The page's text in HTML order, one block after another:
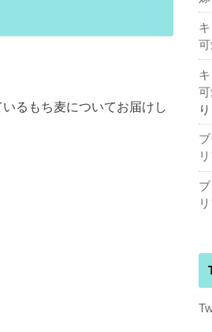
るもち麦についてお届けし
り